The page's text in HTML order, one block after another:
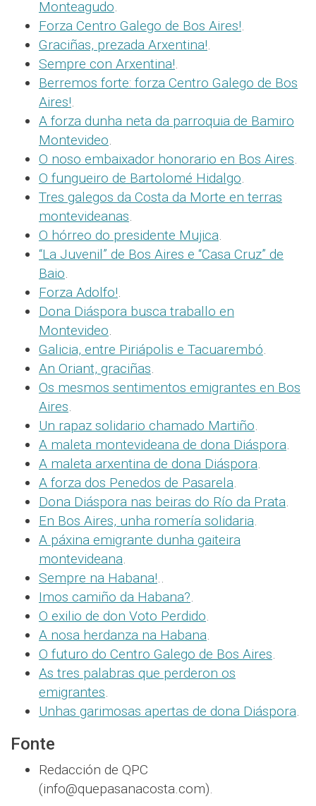
Monteagudo.
Forza Centro Galego de Bos Aires!.
Graciñas, prezada Arxentina!.
Sempre con Arxentina!.
Berremos forte: forza Centro Galego de Bos
Aires!.
A forza dunha neta da parroquia de Bamiro
Montevideo.
O noso embaixador honorario en Bos Aires.
O fungueiro de Bartolomé Hidalgo.
Tres galegos da Costa da Morte en terras
montevideanas.
O hórreo do presidente Mujica.
“La Juvenil” de Bos Aires e “Casa Cruz” de
Baio.
Forza Adolfo!.
Dona Diáspora busca traballo en
Montevideo.
Galicia, entre Piriápolis e Tacuarembó.
An Oriant, graciñas.
Os mesmos sentimentos emigrantes en Bos
Aires.
Un rapaz solidario chamado Martiño.
A maleta montevideana de dona Diáspora.
A maleta arxentina de dona Diáspora.
A forza dos Penedos de Pasarela.
Dona Diáspora nas beiras do Río da Prata.
En Bos Aires, unha romería solidaria.
A páxina emigrante dunha gaiteira
montevideana.
Sempre na Habana!..
Imos camiño da Habana?.
O exilio de don Voto Perdido.
A nosa herdanza na Habana.
O futuro do Centro Galego de Bos Aires.
As tres palabras que perderon os
emigrantes.
Unhas garimosas apertas de dona Diáspora.
Fonte
Redacción de QPC
(info@quepasanacosta.com).